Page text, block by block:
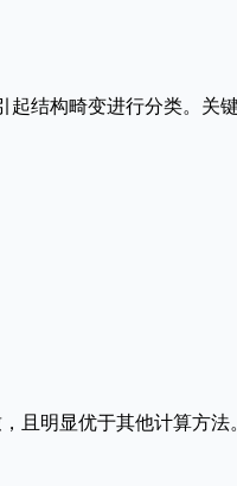
结构畸变进行分类。关
且明显优于其他计算方